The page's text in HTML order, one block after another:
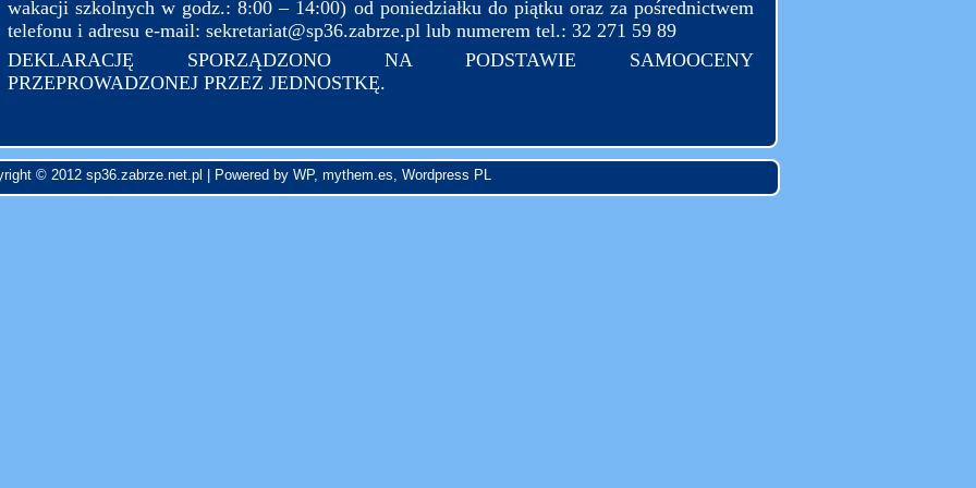
wakacji szkolnych w godz.: 8:00 – 14:00) od poniedziałku do piątku oraz za pośrednictwem
telefonu i adresu e-mail: sekretariat@sp36.zabrze.pl lub numerem tel.: 32 271 59 89
DEKLARACJĘ SPORZĄDZONO NA PODSTAWIE SAMOOCENY
PRZEPROWADZONEJ PRZEZ JEDNOSTKĘ.
© 2012 sp36.zabrze.net.pl | Powered by WP, mythem.es, Wordpress PL